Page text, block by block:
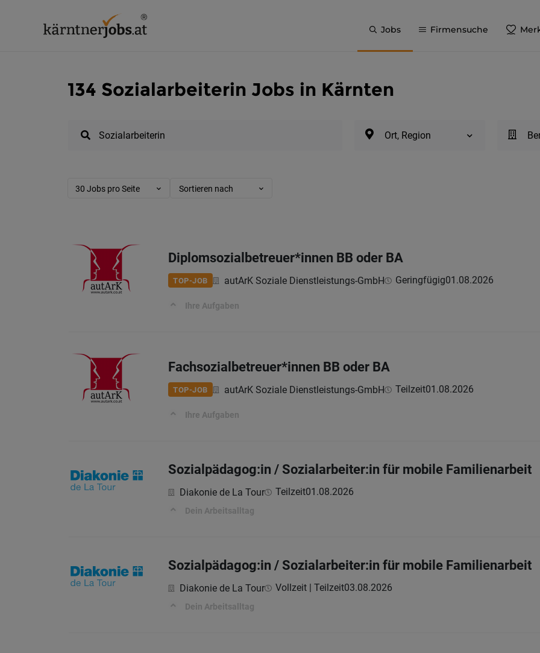
Jobs Firmensuche
134 Sozialarbeiterin Jobs in Kärnten
Ort, Region
30 Jobs pro Seite Sortieren nach
Diplomsozialbetreuer*innen BB oder BA
TOP-JOB autArK Soziale Dienstleistungs-GmbH Geringfügig01.08.2026
Ihre Aufgaben
Fachsozialbetreuer*innen BB oder BA
TOP-JOB autArK Soziale Dienstleistungs-GmbH Teilzeit01.08.2026
Ihre Aufgaben
Sozialpädagog:in / Sozialarbeiter:in für mobile Familienarbeit
Diakonie de La Tour Teilzeit01.08.2026
Dein Arbeitsalltag
Sozialpädagog:in / Sozialarbeiter:in für mobile Familienarbeit
Diakonie de La Tour Vollzeit | Teilzeit03.08.2026
Dein Arbeitsalltag